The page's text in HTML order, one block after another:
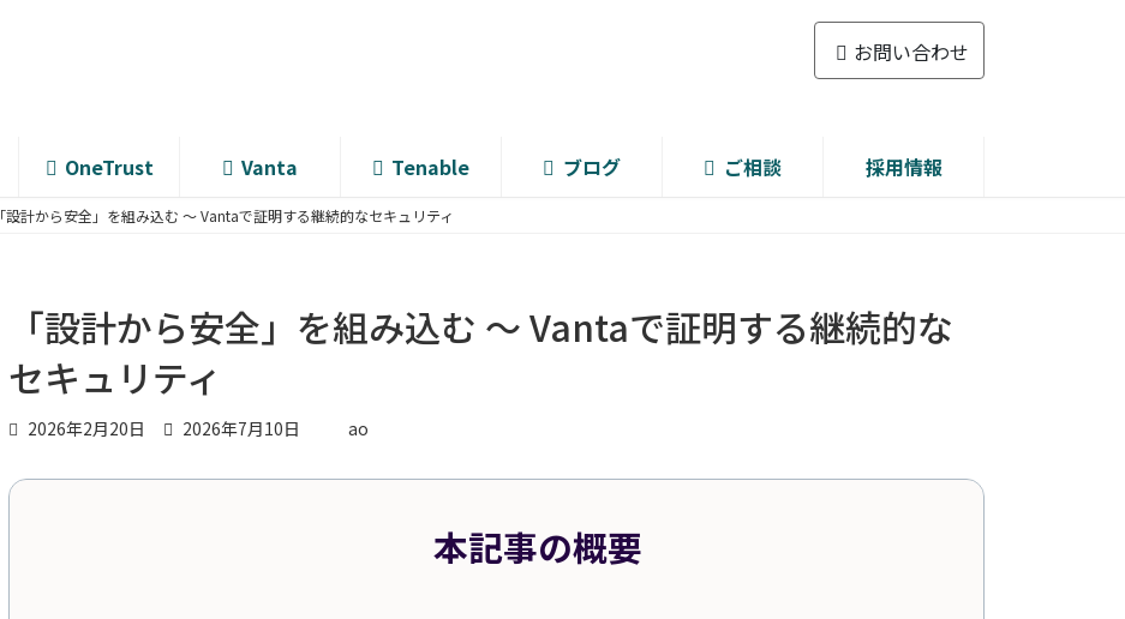
お問い合わせ
OneTrust Vanta Tenable ブログ ご相談 採用情報
「設計から安全」を組み込む ～ Vantaで証明する継続的なセキュリティ
「設計から安全」を組み込む ～ Vantaで証明する継続的な
セキュリティ
2026年2月20日
最
2026年7月10日 ao
本記事の概要